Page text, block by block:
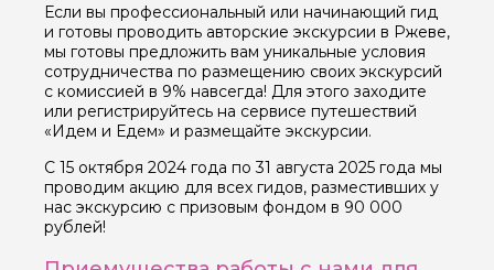
Если вы профессиональный или начинающий гид
и готовы проводить авторские экскурсии в Ржеве,
мы готовы предложить вам уникальные условия
сотрудничества по размещению своих экскурсий
с комиссией в 9% навсегда! Для этого заходите
или регистрируйтесь на сервисе путешествий
«Идем и Едем» и размещайте экскурсии.
С 15 октября 2024 года по 31 августа 2025 года мы
проводим акцию для всех гидов, разместивших у
нас экскурсию с призовым фондом в 90 000
рублей!